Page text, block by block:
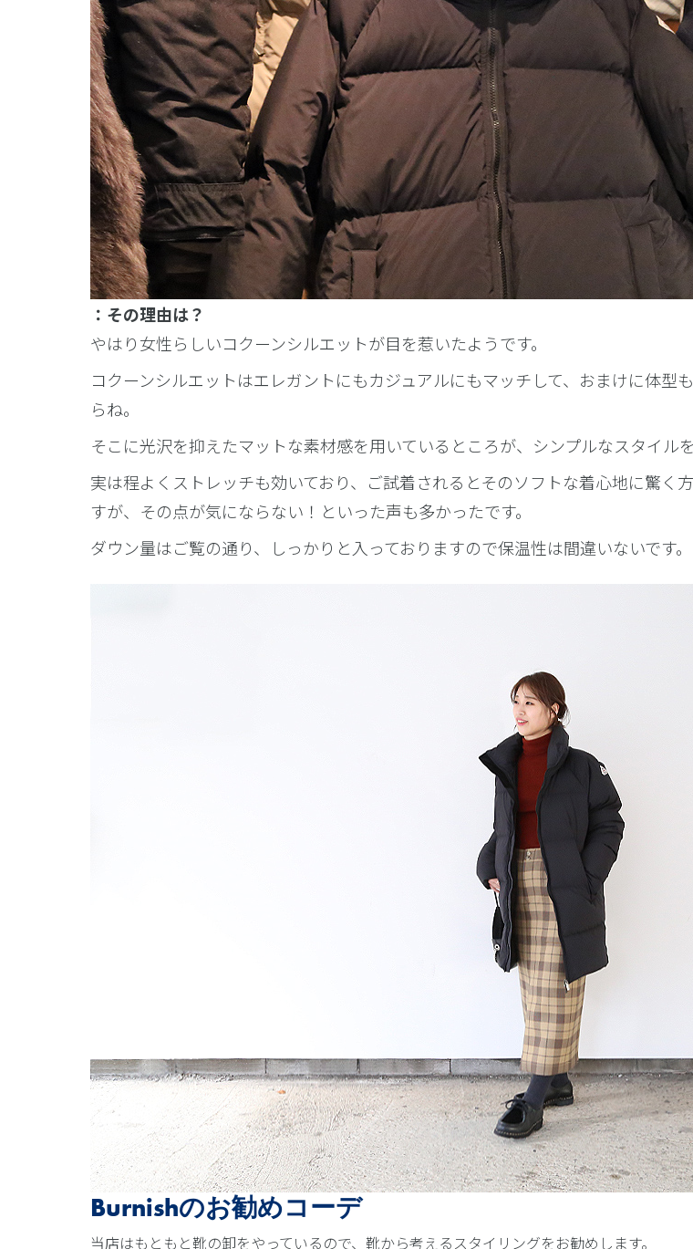
：その理由は？
やはり女性らしいコクーンシルエットが目を惹いたようです。
コクーンシルエットはエレガントにもカジュアルにもマッチして、おまけに体
らね。
そこに光沢を抑えたマットな素材感を用いているところが、シンプルなスタイル
実は程よくストレッチも効いており、ご試着されるとそのソフトな着心地に驚
すが、その点が気にならない！といった声も多かったです。
ダウン量はご覧の通り、しっかりと入っておりますので保温性は間違いないです。
Burnishのお勧めコーデ
当店はもともと靴の卸をやっているので、靴から考えるスタイリングをお勧めします。